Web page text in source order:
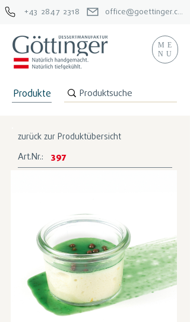
ME
NU
Produkte
+43 2847 2318 office@goettinger.com
zurück zur Produktübersicht
Art.Nr.: 397